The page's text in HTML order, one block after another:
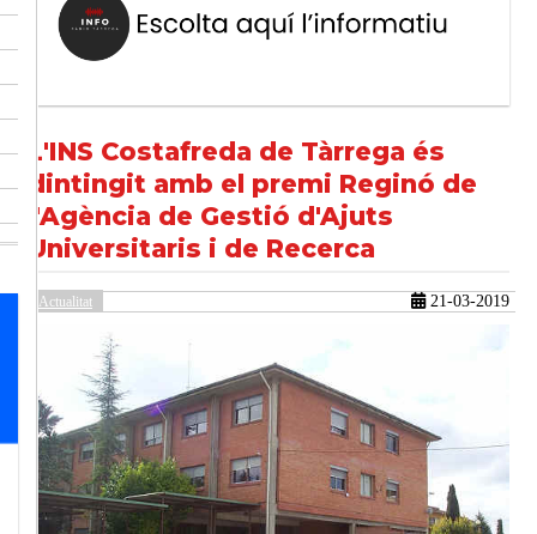
L'INS Costafreda de Tàrrega és
dintingit amb el premi Reginó de
l'Agència de Gestió d'Ajuts
Universitaris i de Recerca
Actualitat 21-03-2019